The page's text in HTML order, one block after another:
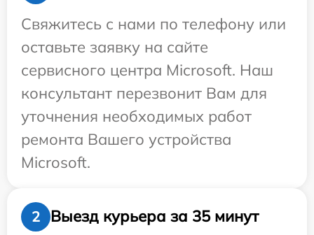
Свяжитесь с нами по телефону или
оставьте заявку на сайте
сервисного центра Microsoft. Наш
консультант перезвонит Вам для
уточнения необходимых работ
ремонта Вашего устройства
Microsoft.
2
Выезд курьера за 35 минут